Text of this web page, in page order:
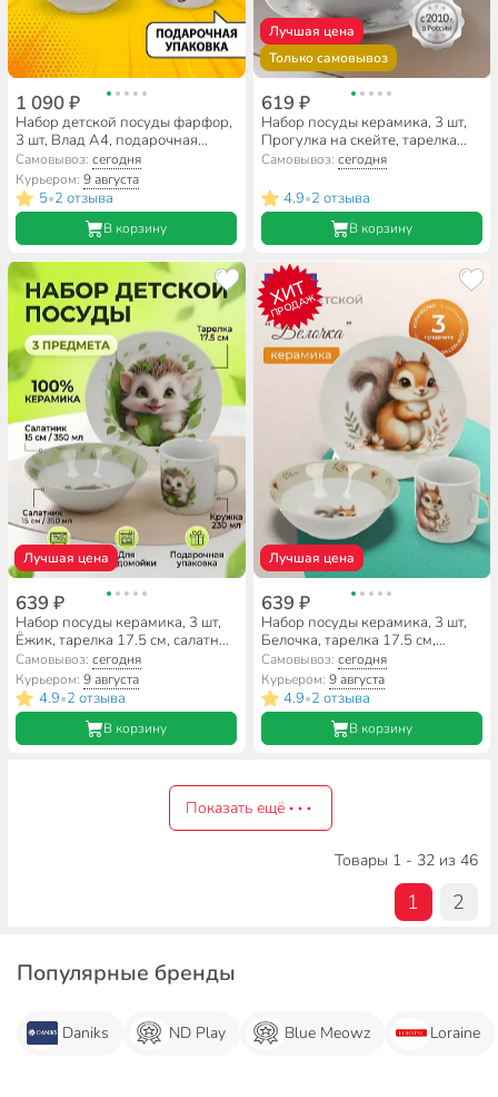
1 090 ₽
Набор детской посуды фарфор,
3 шт, Влад А4, подарочная
упаковка, ND Play, 315085
Самовывоз:сегодня
Курьером:9 августа
5•2 отзыва
В корзину
Лучшая цена
Только самовывоз
619 ₽
Набор посуды керамика, 3 шт,
Прогулка на скейте, тарелка
17.5 см, салатник 15 см/350 мл,
кружка 230 мл, Daniks
Самовывоз: сегодня
4.9•2 отзыва
В корзину
Лучшая цена
639 ₽
Набор посуды керамика, 3 шт,
Ёжик, тарелка 17.5 см, салатник
15 см/350 мл, кружка 230 мл,
Daniks
Самовывоз:сегодня
Курьером:9 августа
4.9•2 отзыва
В корзину
ХИТ
ПРОДАЖ
Лучшая цена
639 ₽
Набор посуды керамика, 3 шт,
Белочка, тарелка 17.5 см,
салатник 15 см/350 мл, кружка
230 мл, Daniks
Самовывоз: сегодня
Курьером: 9 августа
4.9•2 отзыва
В корзину
Показать ещё
Товары 1 - 32 из 46
1 2
Популярные бренды
Daniks ND Play Blue Meowz Loraine